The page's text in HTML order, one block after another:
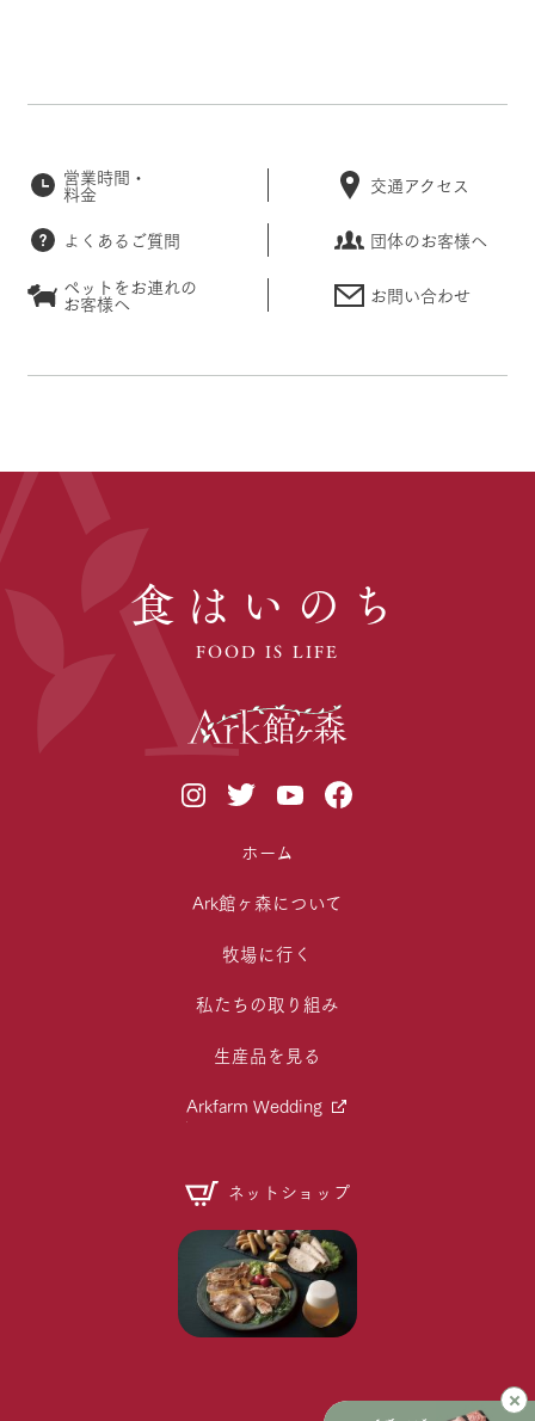
営業時間・
料金 交通アクセス
よくあるご質問
団体のお客様へ
ペットをお連れの
お客様へ お問い合わせ
食はいのち
FOOD IS LIFE
ホーム
Ark館ヶ森について
牧場に行く
私たちの取り組み
生産品を見る
Arkfarm Wedding
ネットショップ